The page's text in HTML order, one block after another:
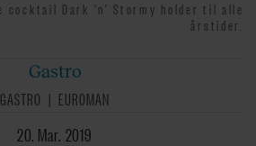
cocktail Dark 'n' Stormy holder til alle
årstider.
Gastro
GASTRO
EUROMAN
20. Mar. 2019